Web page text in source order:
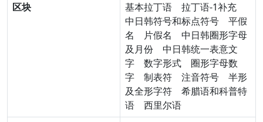
区块
基本拉丁语
拉丁语-1补充
中日韩符号和标点符号
平假
名
片假名
中日韩圈形字母
及月份
中日韩统一表意文
字
数字形式
圈形字母数
字
制表符 注音符号
半形
及全形字符
希腊语和科普特
语
西里尔语